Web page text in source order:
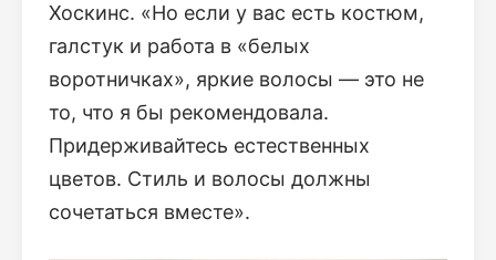
Хоскинс. «Но если у вас есть костюм,
галстук и работа в «белых
воротничках», яркие волосы — это не
то, что я бы рекомендовала.
Придерживайтесь естественных
цветов. Стиль и волосы должны
сочетаться вместе».